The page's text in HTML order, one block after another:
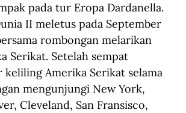
pada tur Eropa Dardanella.
II meletus pada September
rombongan melarikan
Serikat. Setelah sempat
Amerika Serikat selama
mengunjungi New York,
Cleveland, San Fransisco,